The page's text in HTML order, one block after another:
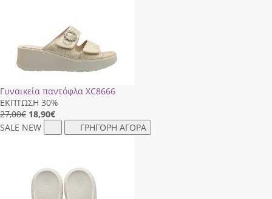
Γυναικεία παντόφλα XC8666
ΕΚΠΤΩΣΗ 30%
27,00€ 18,90€
SALE NEW ΓΡΗΓΟΡΗ ΑΓΟΡΑ